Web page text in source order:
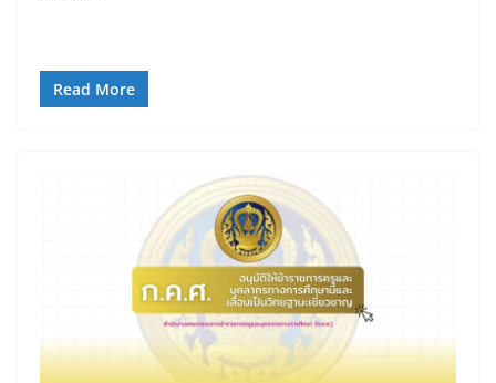
Read More